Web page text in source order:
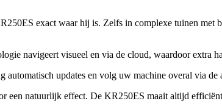
exact waar hij is. Zelfs in complexe tuinen met
navigeert visueel en via de cloud, waardoor extra
automatisch updates en volg uw machine overal via de
natuurlijk effect. De KR250ES maait altijd